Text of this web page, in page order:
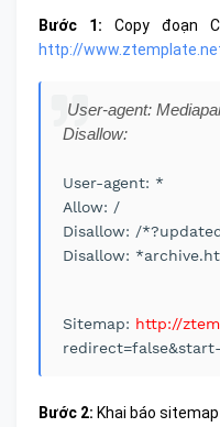
Bước 1: Copy đoạn
http://
User-agent:
Disallow:
User-agent: *
Allow: /
Disallow: /
Disallow:
Sitemap: http://
Bước 2: Khai báo